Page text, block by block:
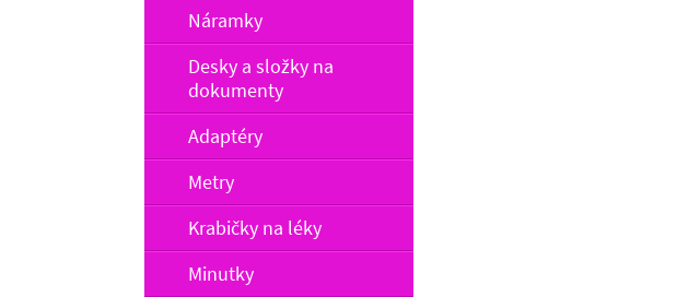
Náramky
Desky a složky na
dokumenty
Adaptéry
Metry
Krabičky na léky
Minutky